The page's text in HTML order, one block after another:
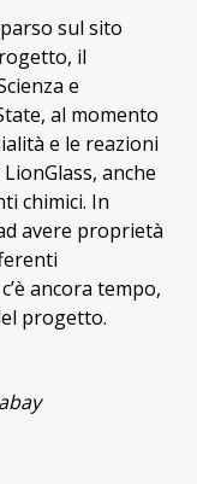
sul sito
il
e
al momento
e le reazioni
anche
chimici. In
avere proprietà
ancora tempo,
progetto.